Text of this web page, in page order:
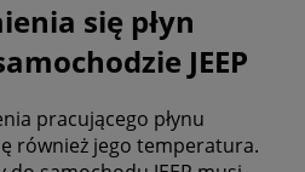
się płyn
JEEP
pracującego płynu
również jego temperatura.